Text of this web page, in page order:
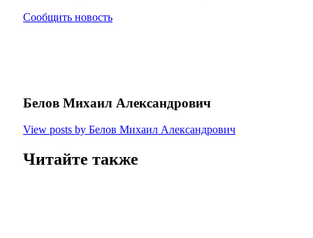
Сообщить новость
Белов Михаил Александрович
View posts by Белов Михаил Александрович
Читайте также